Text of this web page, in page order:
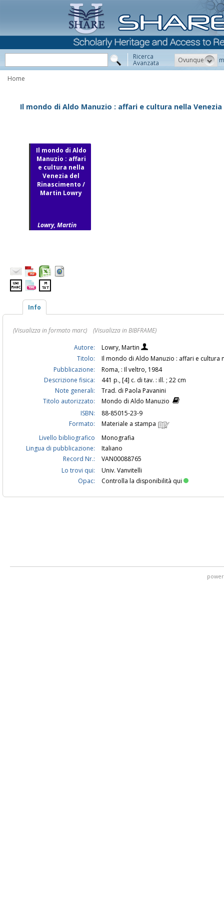
Ricerca
Avanzata Ovunque
Home
Il mondo di Aldo Manuzio : affari e cultura nella
Il mondo di Aldo
Manuzio : affari
e cultura nella
Venezia del
Rinascimento /
Martin Lowry
Lowry, Martin
Info
(Visualizza in formato marc)
(Visualizza in BIBFRAME)
Autore:
Lowry, Martin
Titolo:
Il mondo di Aldo Manuzio : affari e cultura
Pubblicazione:
Roma, : Il veltro, 1984
Descrizione fisica:
441 p., [4] c. di tav. : ill. ; 22 cm
Note generali:
Trad. di Paola Pavanini
Titolo autorizzato:
Mondo di Aldo Manuzio
ISBN:
88-85015-23-9
Formato:
Materiale a stampa
Livello bibliografico
Monografia
Lingua di pubblicazione:
Italiano
Record Nr.:
VAN00088765
Lo trovi qui:
Univ. Vanvitelli
Opac:
Controlla la disponibilità qui